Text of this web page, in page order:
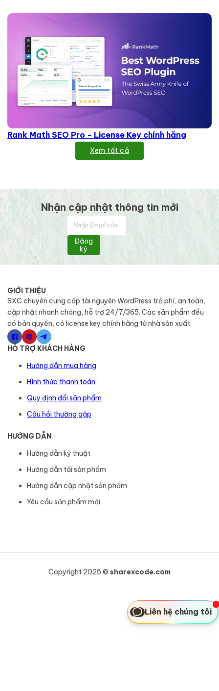
Rank Math SEO Pro - License Key chính hãng
Xem tất cả
Nhận cập nhật thông tin mới
Đăng
ký
GIỚI THIỆU
SXC chuyên cung cấp tài nguyên WordPress trả phí, an toàn,
cập nhật nhanh chóng, hỗ trợ 24/7/365. Các sản phẩm đều
có bản quyền, có license key chính hãng từ nhà sản xuất.
HỖ TRỢ KHÁCH HÀNG
Hướng dẫn mua hàng
Hình thức thanh toán
Quy định đổi sản phẩm
Câu hỏi thường gặp
HƯỚNG DẪN
Hướng dẫn kỹ thuật
Hướng dẫn tải sản phẩm
Hướng dẫn cập nhật sản phẩm
Yêu cầu sản phẩm mới
Copyright 2025 © sharexcode.com
Liên hệ chúng tôi